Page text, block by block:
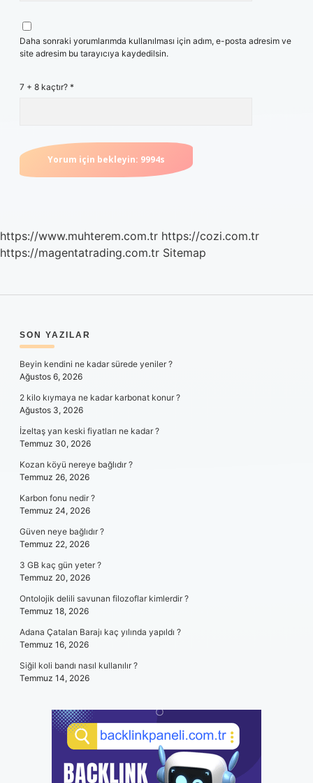
Daha sonraki yorumlarımda kullanılması için adım, e-posta adresim ve
site adresim bu tarayıcıya kaydedilsin.
7 + 8 kaçtır? *
https://www.muhterem.com.tr https://cozi.com.tr
https://magentatrading.com.tr Sitemap
SIDEBAR
SON YAZILAR
Beyin kendini ne kadar sürede yeniler ?
Ağustos 6, 2026
2 kilo kıymaya ne kadar karbonat konur ?
Ağustos 3, 2026
İzeltaş yan keski fiyatları ne kadar ?
Temmuz 30, 2026
Kozan köyü nereye bağlıdır ?
Temmuz 26, 2026
Karbon fonu nedir ?
Temmuz 24, 2026
Güven neye bağlıdır ?
Temmuz 22, 2026
3 GB kaç gün yeter ?
Temmuz 20, 2026
Ontolojik delili savunan filozoflar kimlerdir ?
Temmuz 18, 2026
Adana Çatalan Barajı kaç yılında yapıldı ?
Temmuz 16, 2026
Siğil koli bandı nasıl kullanılır ?
Temmuz 14, 2026